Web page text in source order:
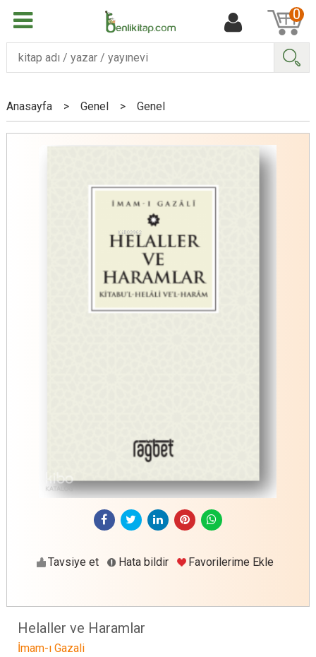
0
Anasayfa > Genel > Genel
Tavsiye et Hata bildir Favorilerime Ekle
Helaller ve Haramlar
İmam-ı Gazali